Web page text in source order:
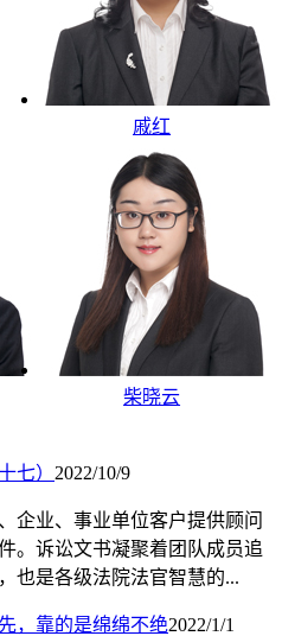
戚红
柴晓云
七） 2022/10/9
企业、事业单位客户提供顾问
。诉讼文书凝聚着团队成员追
也是各级法院法官智慧的...
，靠的是绵绵不绝2022/1/1